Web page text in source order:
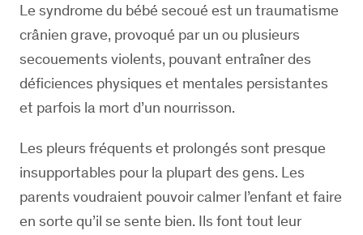
Le syndrome du bébé secoué est un traumatisme
crânien grave, provoqué par un ou plusieurs
secouements violents, pouvant entraîner des
déficiences physiques et mentales persistantes
et parfois la mort d’un nourrisson.
Les pleurs fréquents et prolongés sont presque
insupportables pour la plupart des gens. Les
parents voudraient pouvoir calmer l’enfant et faire
en sorte qu’il se sente bien. Ils font tout leur